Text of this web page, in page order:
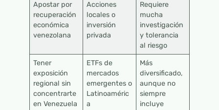
Apostar por
recuperación
económica
venezolana
Acciones
locales o
inversión
privada
Requiere
mucha
investigación
y tolerancia
al riesgo
Tener
exposición
regional sin
concentrarte
en Venezuela
ETFs de
mercados
emergentes o
Latinoaméric
a
Más
diversificado,
aunque no
siempre
incluye